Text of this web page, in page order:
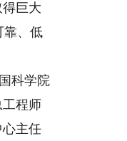
巨大
靠、低
科学院
程师
主任